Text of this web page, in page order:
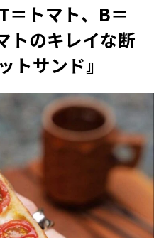
トマト、B＝
のキレイな断
トサンド』